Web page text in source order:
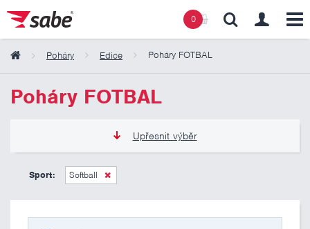
0
Poháry Edice Poháry FOTBAL
Poháry FOTBAL
Upřesnit výběr
135 Kč
Sport: Softball
Obsah košíku